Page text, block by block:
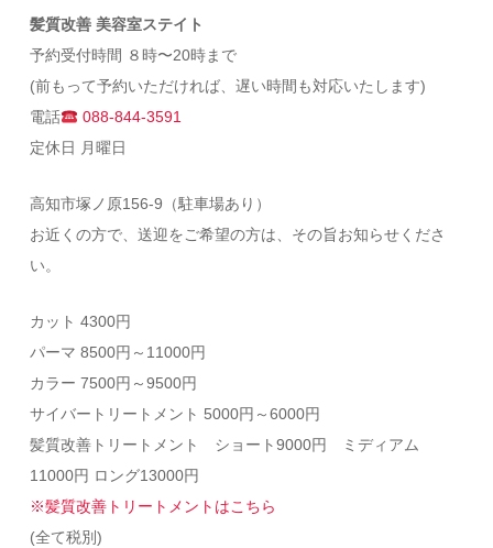
髪質改善 美容室ステイト
予約受付時間 ８時〜20時まで
(前もって予約いただければ、遅い時間も対応いたします)
電話
088-844-3591
定休日 月曜日
高知市塚ノ原156-9（駐車場あり）
お近くの方で、送迎をご希望の方は、その旨お知らせくださ
い。
カット 4300円
パーマ 8500円～11000円
カラー 7500円～9500円
サイバートリートメント 5000円～6000円
髪質改善トリートメント ショート9000円 ミディアム
11000円 ロング13000円
※髪質改善トリートメントはこちら
(全て税別)